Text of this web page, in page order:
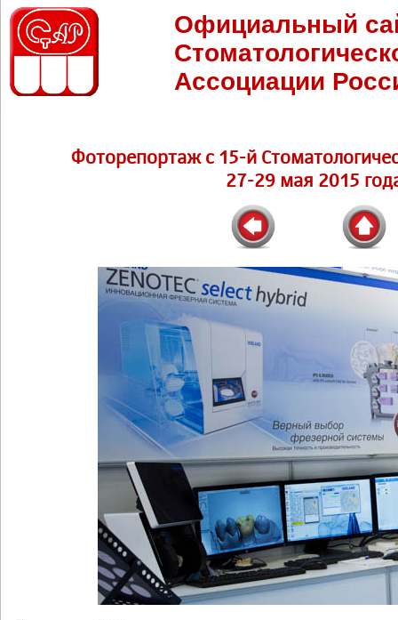
Официальный
Ассоциации
Фоторепортаж с 15-й
27-29 мая 2015